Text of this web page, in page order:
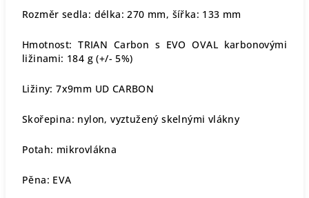
Rozměr sedla: délka: 270 mm, šířka: 133 mm
Hmotnost: TRIAN Carbon s EVO OVAL karbonovými
ližinami: 184 g (+/- 5%)
Ližiny: 7x9mm UD CARBON
Skořepina: nylon, vyztužený skelnými vlákny
Potah: mikrovlákna
Pěna: EVA